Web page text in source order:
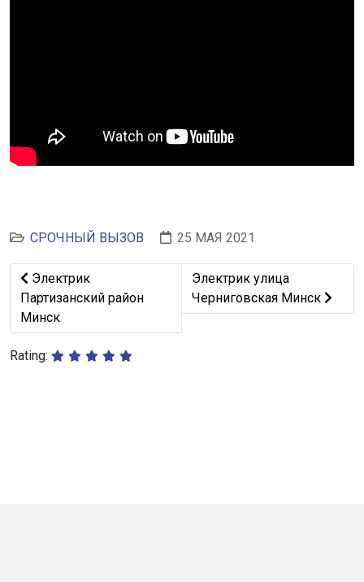
СРОЧНЫЙ ВЫЗОВ 25 МАЯ 2021
Предыдущий: Электрик Партизанский район Минск
Электрик
Партизанский район
Минск
Следующий: Электрик
Электрик улица
Черниговская Минск
Rating: